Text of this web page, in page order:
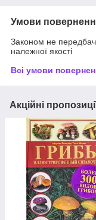
Умови
Законом не
належної якості
Всі умови
Акційні